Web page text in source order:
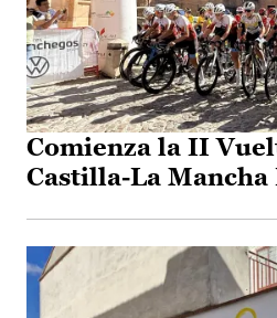
Comienza la II
Castilla-La Mancha